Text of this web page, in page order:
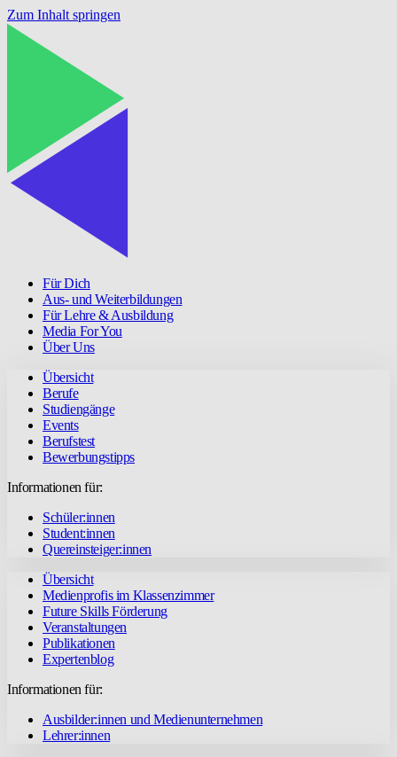
Zum Inhalt springen
Für Dich
Aus- und Weiterbildungen
Für Lehre & Ausbildung
Media For You
Über Uns
Übersicht
Berufe
Studiengänge
Events
Berufstest
Bewerbungstipps
Informationen für:
Schüler:innen
Student:innen
Quereinsteiger:innen
Übersicht
Medienprofis im Klassenzimmer
Future Skills Förderung
Veranstaltungen
Publikationen
Expertenblog
Informationen für:
Ausbilder:innen und Medienunternehmen
Lehrer:innen